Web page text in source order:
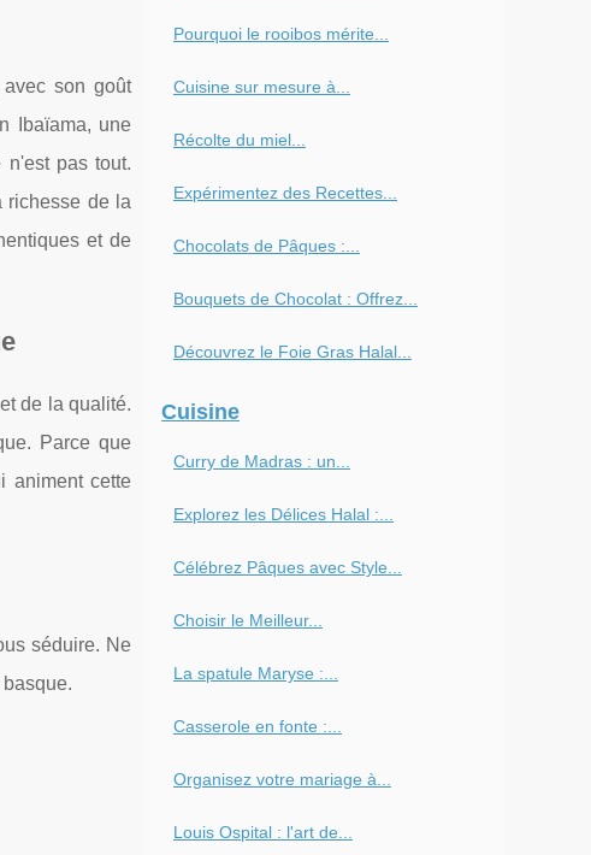
son goût
Ibaïama, une
pas tout.
richesse de la
et de
de la qualité.
Parce que
animent cette
séduire. Ne
Pourquoi le rooibos mérite...
Cuisine sur mesure à...
Récolte du miel...
Expérimentez des Recettes...
Chocolats de Pâques :...
Bouquets de Chocolat : Offrez...
Découvrez le Foie Gras Halal...
Cuisine
Curry de Madras : un...
Explorez les Délices Halal :...
Célébrez Pâques avec Style...
Choisir le Meilleur...
La spatule Maryse :...
Casserole en fonte :...
Organisez votre mariage à...
Louis Ospital : l'art de...